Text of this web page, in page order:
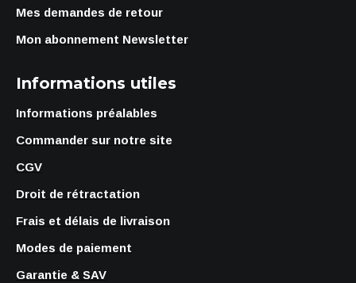
Mes demandes de retour
Mon abonnement Newsletter
Informations utiles
Informations préalables
Commander sur notre site
CGV
Droit de rétractation
Frais et délais de livraison
Modes de paiement
Garantie & SAV